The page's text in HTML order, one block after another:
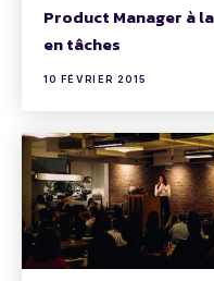
Product Manager à
en tâches
10 FÉVRIER 2015